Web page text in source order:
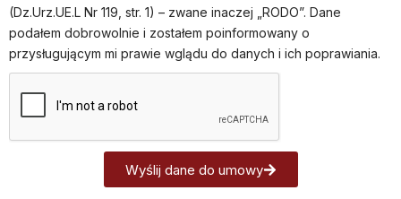
(Dz.Urz.UE.L Nr 119, str. 1) – zwane inaczej „RODO”. Dane
podałem dobrowolnie i zostałem poinformowany o
przysługującym mi prawie wglądu do danych i ich poprawiania.
Wyślij dane do umowy